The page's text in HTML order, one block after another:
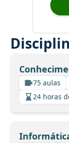
75 aulas
24 horas